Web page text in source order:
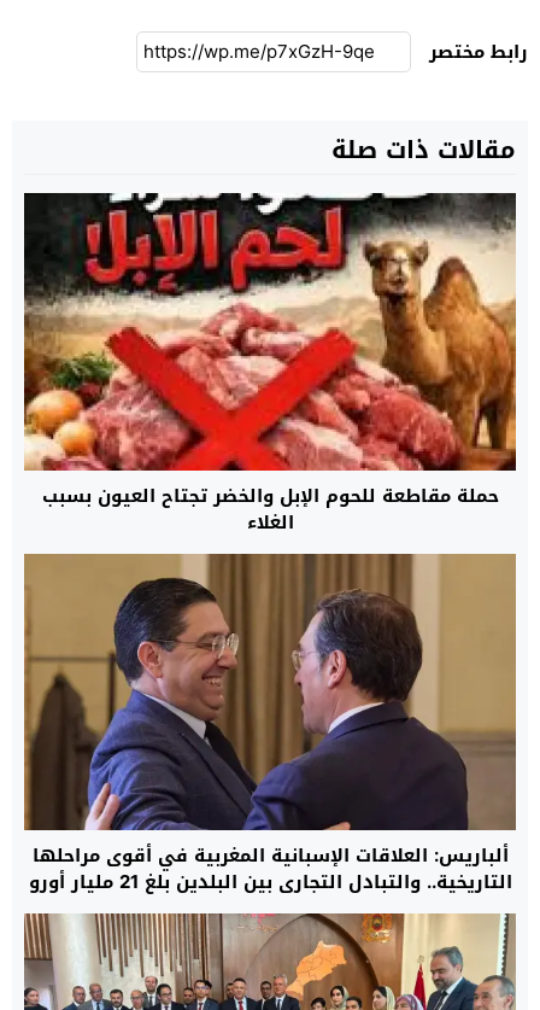
رابط مختصر
مقالات ذات صلة
حملة مقاطعة للحوم الإبل والخضر تجتاح العيون بسبب
الغلاء
ألباريس: العلاقات الإسبانية المغربية في أقوى مراحلها
التاريخية.. والتبادل التجاري بين البلدين بلغ 21 مليار أورو
خلال 2025